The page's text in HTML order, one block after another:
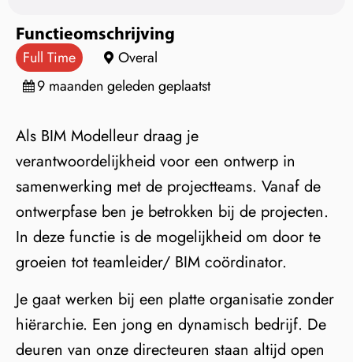
Functieomschrijving
Full Time
Overal
9 maanden geleden geplaatst
Als BIM Modelleur draag je
verantwoordelijkheid voor een ontwerp in
samenwerking met de projectteams. Vanaf de
ontwerpfase ben je betrokken bij de projecten.
In deze functie is de mogelijkheid om door te
groeien tot teamleider/ BIM coördinator.
Je gaat werken bij een platte organisatie zonder
hiërarchie. Een jong en dynamisch bedrijf. De
deuren van onze directeuren staan altijd open